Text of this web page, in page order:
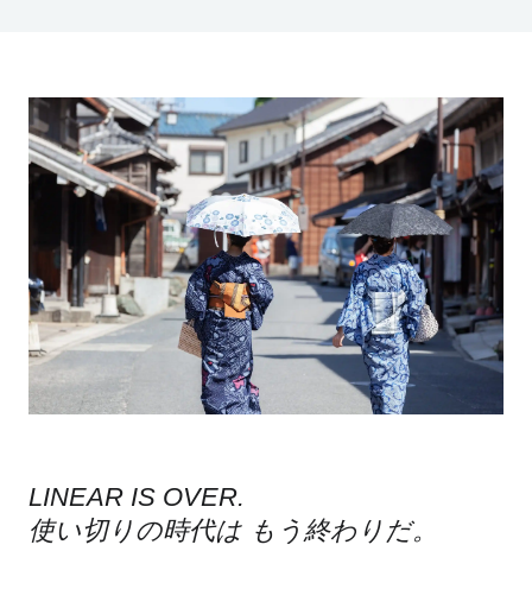
LINEAR IS OVER.
使い切りの時代は もう終わりだ。